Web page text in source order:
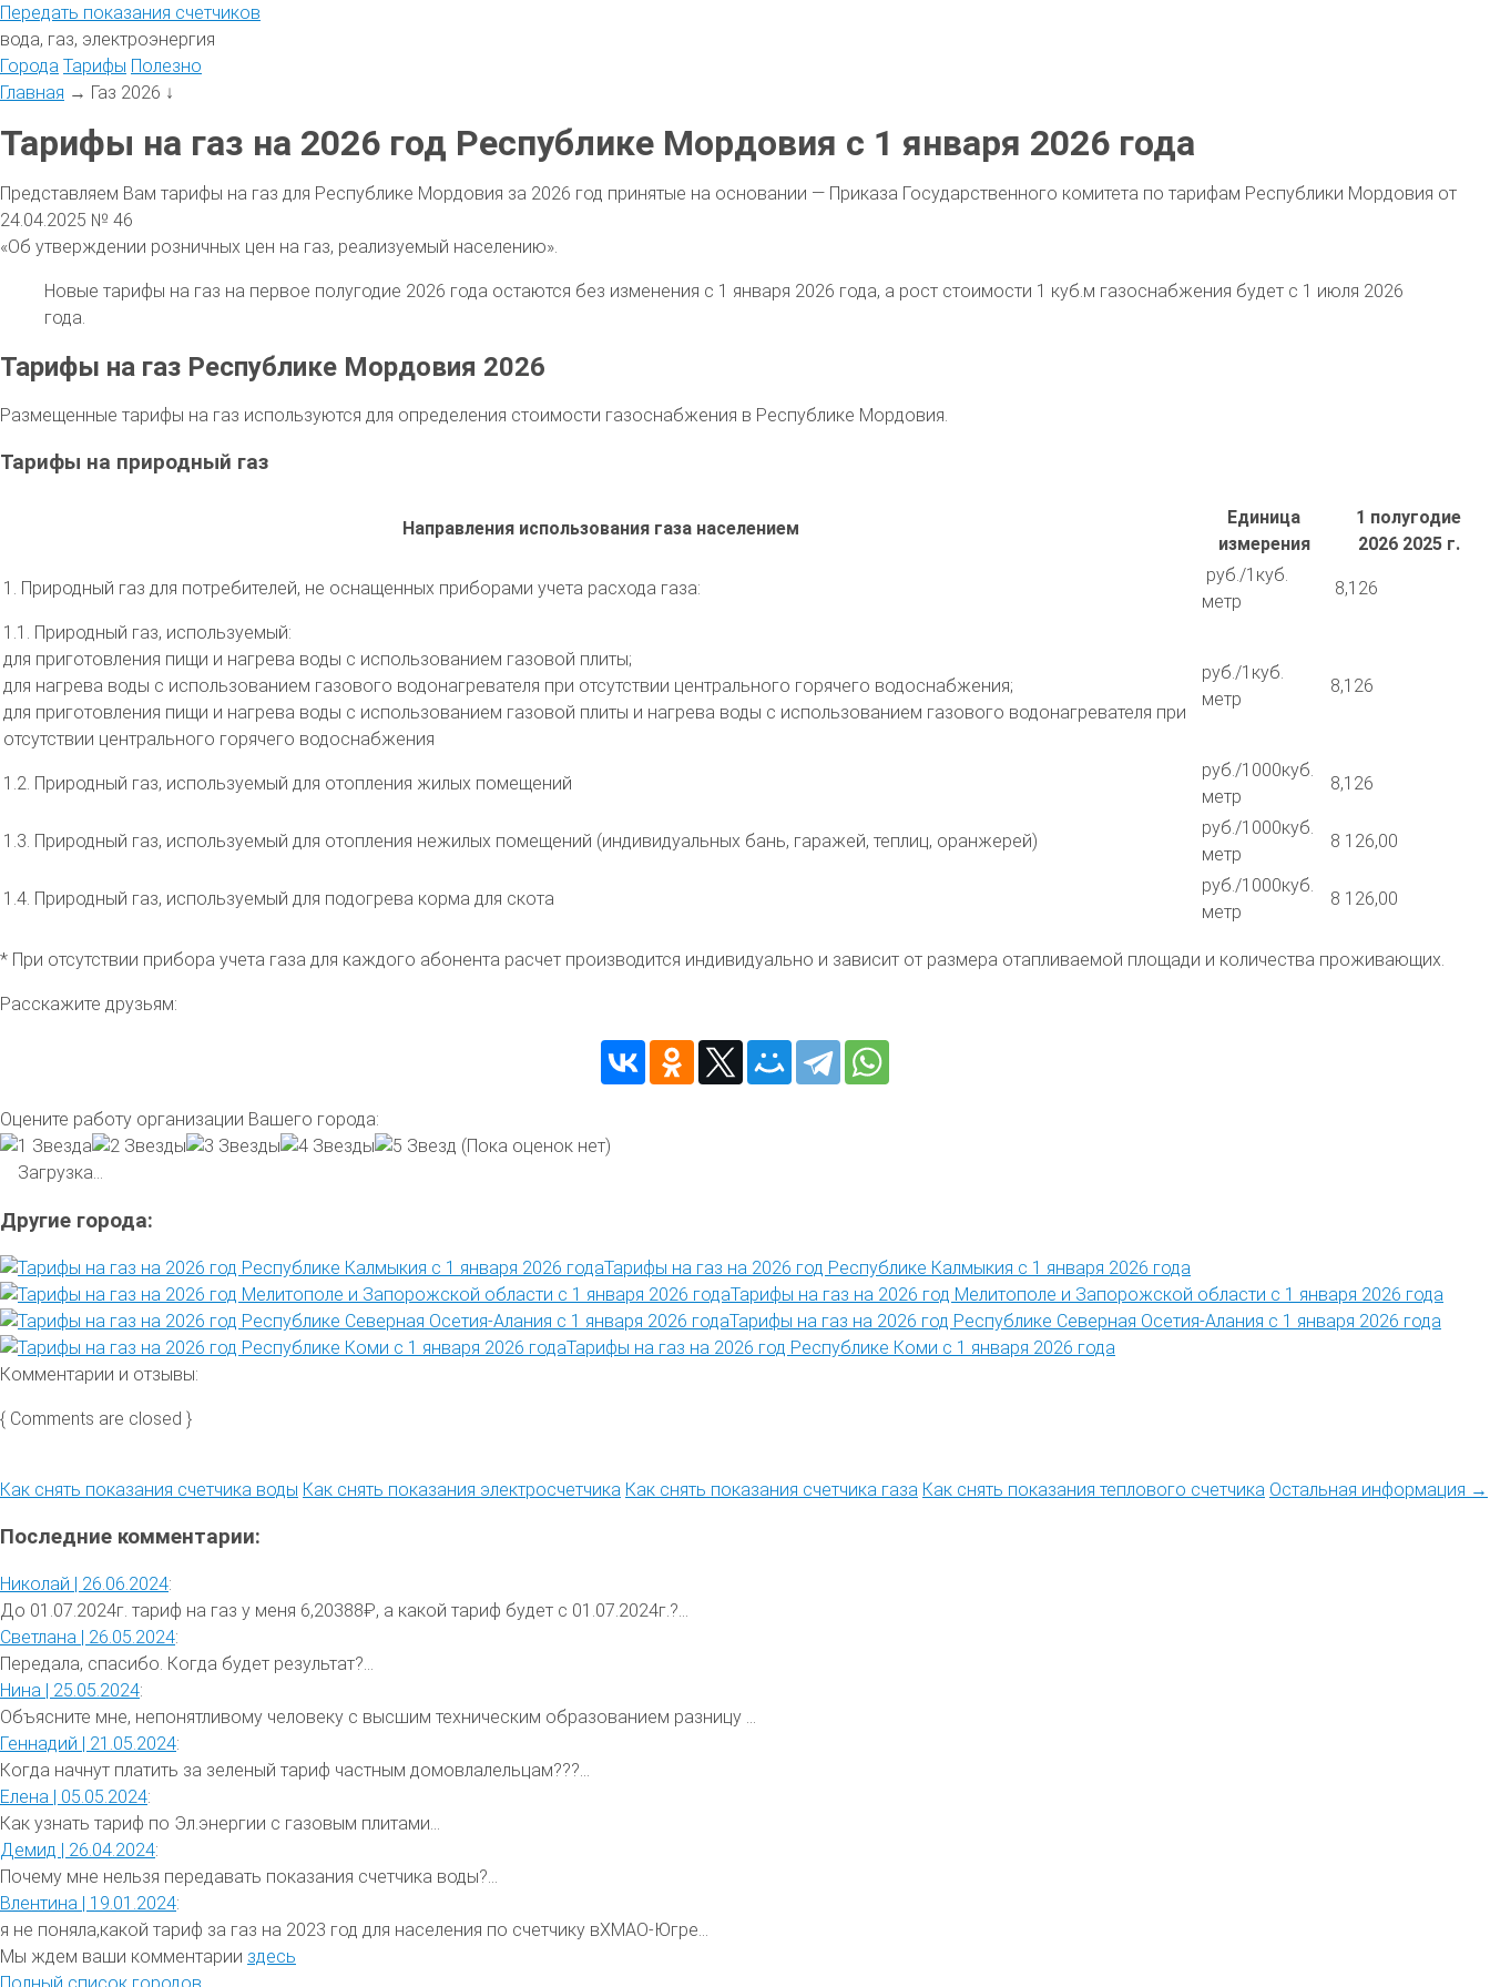
Передать показания счетчиков
вода, газ, электроэнергия
Города Тарифы Полезно
Главная → Газ 2026 ↓
Тарифы на газ на 2026 год Республике Мордовия с 1 января 2026 года
Представляем Вам тарифы на газ для Республике Мордовия за 2026 год принятые на основании — Приказа Государственного комитета по тарифам Республики Мордовия от
24.04.2025 № 46
«Об утверждении розничных цен на газ, реализуемый населению».
Новые тарифы на газ на первое полугодие 2026 года остаются без изменения с 1 января 2026 года, а рост стоимости 1 куб.м газоснабжения будет с 1 июля 2026
года.
Тарифы на газ Республике Мордовия 2026
Размещенные тарифы на газ используются для определения стоимости газоснабжения в Республике Мордовия.
Тарифы на природный газ
Направления использования газа населением
Единица
измерения
1 полугодие
2026 2025 г.
1. Природный газ для потребителей, не оснащенных приборами учета расхода газа:
руб./1куб.
метр
8,126
1.1. Природный газ, используемый:
для приготовления пищи и нагрева воды с использованием газовой плиты;
для нагрева воды с использованием газового водонагревателя при отсутствии центрального горячего водоснабжения;
для приготовления пищи и нагрева воды с использованием газовой плиты и нагрева воды с использованием газового водонагревателя при
отсутствии центрального горячего водоснабжения
руб./1куб.
метр
8,126
1.2. Природный газ, используемый для отопления жилых помещений
руб./1000куб.
метр
8,126
1.3. Природный газ, используемый для отопления нежилых помещений (индивидуальных бань, гаражей, теплиц, оранжерей)
руб./1000куб.
метр
8 126,00
1.4. Природный газ, используемый для подогрева корма для скота
руб./1000куб.
метр
8 126,00
* При отсутствии прибора учета газа для каждого абонента расчет производится индивидуально и зависит от размера отапливаемой площади и количества проживающих.
Расскажите друзьям:
Оцените работу организации Вашего города:
(Пока оценок нет)
Загрузка...
Другие города:
Тарифы на газ на 2026 год Республике Калмыкия с 1 января 2026 года
Тарифы на газ на 2026 год Мелитополе и Запорожской области с 1 января 2026 года
Тарифы на газ на 2026 год Республике Северная Осетия-Алания с 1 января 2026 года
Тарифы на газ на 2026 год Республике Коми с 1 января 2026 года
Комментарии и отзывы:
{ Comments are closed }
Как снять показания счетчика воды Как снять показания электросчетчика Как снять показания счетчика газа Как снять показания теплового счетчика Остальная информация →
Последние комментарии:
Николай | 26.06.2024:
До 01.07.2024г. тариф на газ у меня 6,20388₽, а какой тариф будет с 01.07.2024г.?...
Светлана | 26.05.2024:
Передала, спасибо. Когда будет результат?...
Нина | 25.05.2024:
Объясните мне, непонятливому человеку с высшим техническим образованием разницу ...
Геннадий | 21.05.2024:
Когда начнут платить за зеленый тариф частным домовлалельцам???...
Елена | 05.05.2024:
Как узнать тариф по Эл.энергии с газовым плитами...
Демид | 26.04.2024:
Почему мне нельзя передавать показания счетчика воды?...
Влентина | 19.01.2024:
я не поняла,какой тариф за газ на 2023 год для населения по счетчику вХМАО-Югре...
Мы ждем ваши комментарии здесь